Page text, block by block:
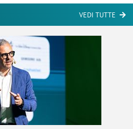
VEDI TUTTE